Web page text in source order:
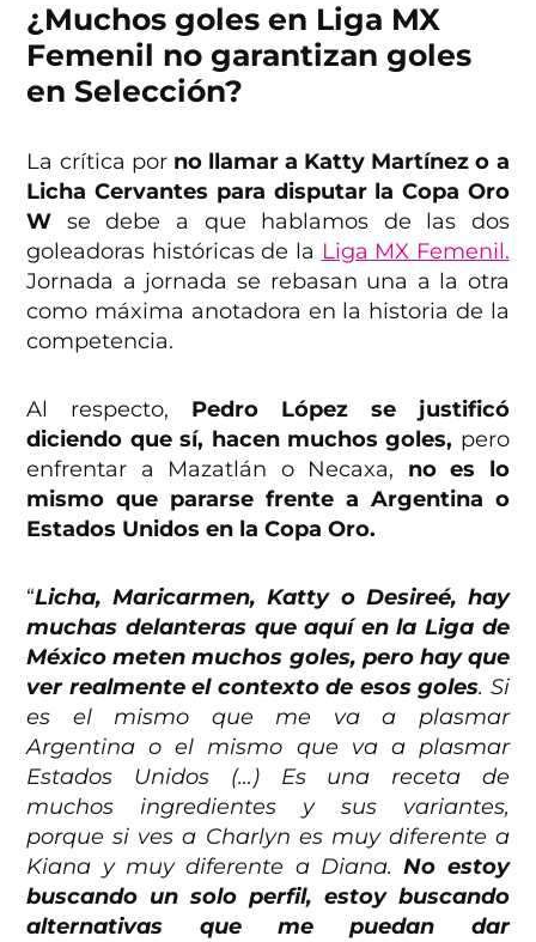
¿Muchos goles en Liga MX
Femenil no garantizan goles
en Selección?
La crítica por no llamar a Katty Martínez o a
Licha Cervantes para disputar la Copa Oro
W se debe a que hablamos de las dos
goleadoras históricas de la Liga MX Femenil.
Jornada a jornada se rebasan una a la otra
como máxima anotadora en la historia de la
competencia.
Al respecto, Pedro López se justificó
diciendo que sí, hacen muchos goles, pero
enfrentar a Mazatlán o Necaxa, no es lo
mismo que pararse frente a Argentina o
Estados Unidos en la Copa Oro.
“Licha, Maricarmen, Katty o Desireé, hay
muchas delanteras que aquí en la Liga de
México meten muchos goles, pero hay que
ver realmente el contexto de esos goles. Si
es el mismo que me va a plasmar
Argentina o el mismo que va a plasmar
Estados Unidos (…) Es una receta de
muchos ingredientes y sus variantes,
porque si ves a Charlyn es muy diferente a
Kiana y muy diferente a Diana.No estoy
buscando un solo perfil, estoy buscando
alternativas que me puedan dar